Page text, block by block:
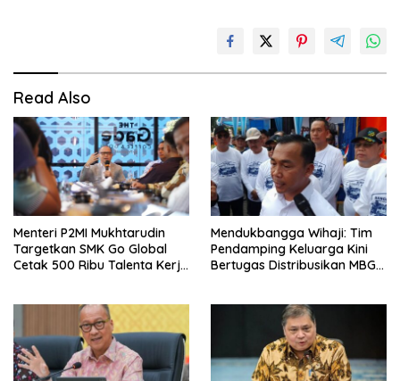
Read Also
Menteri P2MI Mukhtarudin
Targetkan SMK Go Global
Cetak 500 Ribu Talenta Kerja
Mendukbangga Wihaji: Tim
Pendamping Keluarga Kini
Bertugas Distribusikan MBG